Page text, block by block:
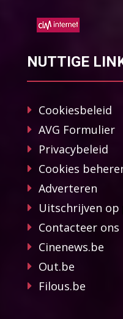
NUTTIGE
Cookiesbeleid
AVG Formulier
Privacybeleid
Cookies
Adverteren
Uitschrijven
Contacteer ons
Cinenews.be
Out.be
Filous.be